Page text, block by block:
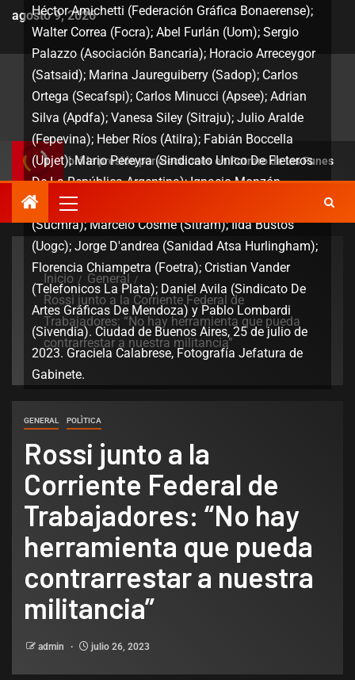
agosto 9, 2026
la presión por elecciones en Potrero de los Funes
Inicio
General
Rossi junto a la Corriente Federal de
Trabajadores: “No hay herramienta que pueda
contrarrestar a nuestra militancia”
Héctor Amichetti (Federación Gráfica Bonaerense);
Walter Correa (Focra); Abel Furlán (Uom); Sergio
Palazzo (Asociación Bancaria); Horacio Arreceygor
(Satsaid); Marina Jaureguiberry (Sadop); Carlos
Ortega (Secafspi); Carlos Minucci (Apsee); Adrian
Silva (Apdfa); Vanesa Siley (Sitraju); Julio Aralde
(Fepevina); Heber Ríos (Atilra); Fabián Boccella
(Upjet); Mario Pereyra (Sindicato Unico De Fleteros
De La República Argentina); Ignacio Monzón
(Festram); Vicente Alvarez (Sup); Mariano Robles
(Sucmra); Marcelo Cosme (Sitram); Ilda Bustos
(Uogc); Jorge D'andrea (Sanidad Atsa Hurlingham);
Florencia Chiampetra (Foetra); Cristian Vander
(Telefonicos La Plata); Daniel Avila (Sindicato De
Artes Gráficas De Mendoza) y Pablo Lombardi
(Sivendia). Ciudad de Buenos Aires, 25 de julio de
2023. Graciela Calabrese, Fotografía Jefatura de
Gabinete.
GENERAL POLÌTICA
Rossi junto a la
Corriente Federal de
Trabajadores: “No hay
herramienta que pueda
contrarrestar a nuestra
militancia”
admin julio 26, 2023